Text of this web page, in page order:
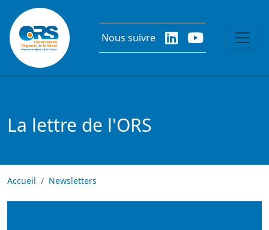
Aller au contenu principal
Nous suivre
La lettre de l'ORS
Accueil Newsletters